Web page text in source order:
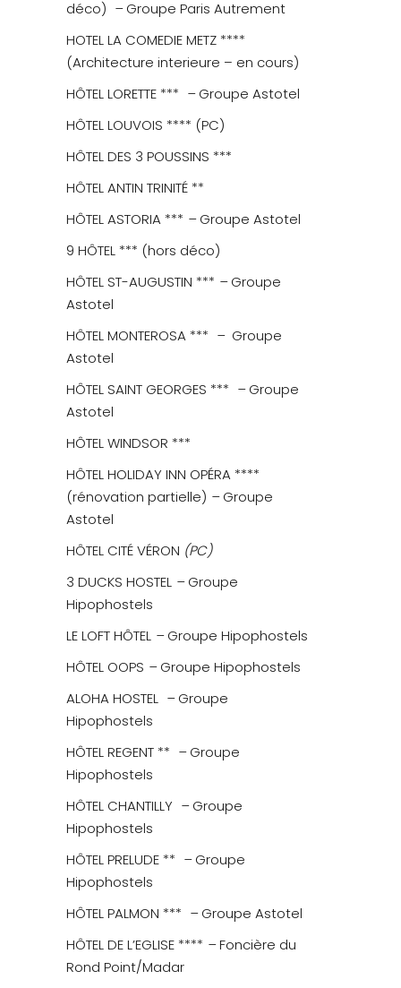
déco) –Groupe Paris Autrement
HOTEL LA COMEDIE METZ ****
(Architecture interieure – en cours)
HÔTEL LORETTE *** –Groupe Astotel
HÔTEL LOUVOIS **** (PC)
HÔTEL DES 3 POUSSINS ***
HÔTEL ANTIN TRINITÉ **
HÔTEL ASTORIA *** –Groupe Astotel
9 HÔTEL *** (hors déco)
HÔTEL ST-AUGUSTIN *** –Groupe
Astotel
HÔTEL MONTEROSA *** – Groupe
Astotel
HÔTEL SAINT GEORGES *** –Groupe
Astotel
HÔTEL WINDSOR ***
HÔTEL HOLIDAY INN OPÉRA ****
(rénovation partielle) –Groupe
Astotel
HÔTEL CITÉ VÉRON (PC)
3 DUCKS HOSTEL –Groupe
Hipophostels
LE LOFT HÔTEL –Groupe Hipophostels
HÔTEL OOPS –Groupe Hipophostels
ALOHA HOSTEL –Groupe
Hipophostels
HÔTEL REGENT ** –Groupe
Hipophostels
HÔTEL CHANTILLY –Groupe
Hipophostels
HÔTEL PRELUDE ** –Groupe
Hipophostels
HÔTEL PALMON *** –Groupe Astotel
HÔTEL DE L’EGLISE **** –Foncière du
Rond Point/Madar